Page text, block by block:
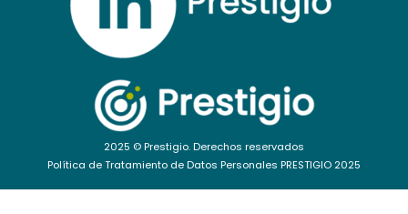
2025 ©Prestigio. Derechos reservados
Política de Tratamiento de Datos Personales PRESTIGIO 2025